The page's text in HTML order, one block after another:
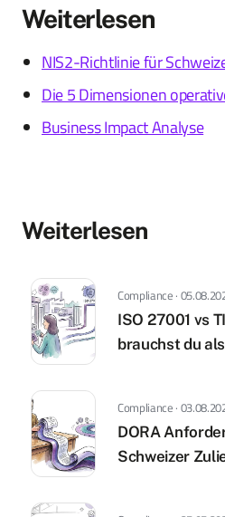
Weiterlesen
NIS2-Richtlinie für
Die 5 Dimensionen
Business Impact Analyse
Weiterlesen
Compliance ·
ISO 27001 vs
brauchst du
Compliance ·
DORA
Schweizer